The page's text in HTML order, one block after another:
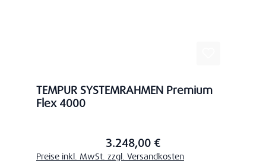
TEMPUR SYSTEMRAHMEN Premium
Flex 4000
Regulärer Preis:3.248,00 €
Preise inkl. MwSt. zzgl. Versandkosten